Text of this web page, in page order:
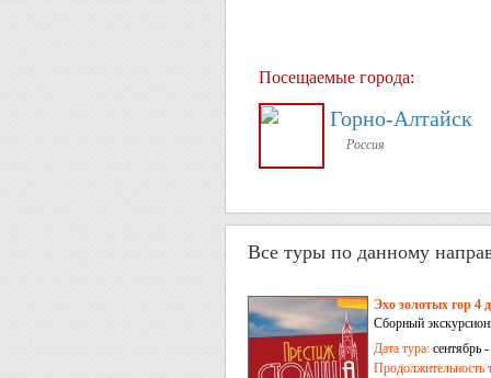
Посещаемые города:
Горно-Алтайск
Россия
Все туры по данному
Эхо золотых гор 4
Сборный
Дата тура: сентябрь
Продолжительность